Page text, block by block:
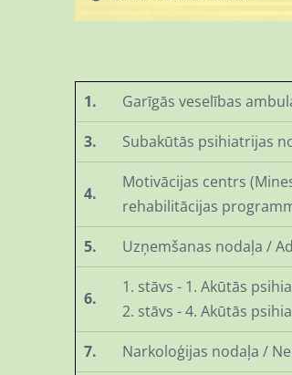
1.
Garīgās veselības
3.
Subakūtās psihiatrijas
4.
Motivācijas centrs
rehabilitācijas
5.
Uzņemšanas nodaļa /
6.
1. stāvs - 1. Akūtās
2. stāvs - 4. Akūtās
7.
Narkoloģijas nodaļa /